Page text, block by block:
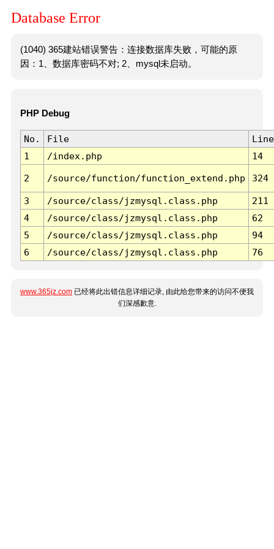
Database Error
(1040) 365建站错误警告：连接数据库失败，可能的原
因：1、数据库密码不对; 2、mysql未启动。
PHP Debug
No. File
Line
1
/index.php 14
2 /source/function/function_extend.php 324
3 /source/class/jzmysql.class.php
211
4
/source/class/jzmysql.class.php
62
5
/source/class/jzmysql.class.php
94
6
/source/class/jzmysql.class.php 76
www.365jz.com 已经将此出错信息详细记录, 由此给您带来的访问不便我
们深感歉意.